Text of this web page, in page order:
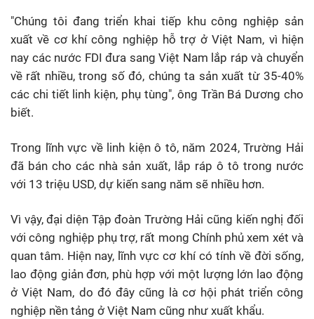
"Chúng tôi đang triển khai tiếp khu công nghiệp sản
xuất về cơ khí công nghiệp hỗ trợ ở Việt Nam, vì hiện
nay các nước FDI đưa sang Việt Nam lắp ráp và chuyển
về rất nhiều, trong số đó, chúng ta sản xuất từ 35-40%
các chi tiết linh kiện, phụ tùng", ông Trần Bá Dương cho
biết.
Trong lĩnh vực về linh kiện ô tô, năm 2024, Trường Hải
đã bán cho các nhà sản xuất, lắp ráp ô tô trong nước
với 13 triệu USD, dự kiến sang năm sẽ nhiều hơn.
Vì vậy, đại diện Tập đoàn Trường Hải cũng kiến nghị đối
với công nghiệp phụ trợ, rất mong Chính phủ xem xét và
quan tâm. Hiện nay, lĩnh vực cơ khí có tính về đời sống,
lao động giản đơn, phù hợp với một lượng lớn lao động
ở Việt Nam, do đó đây cũng là cơ hội phát triển công
nghiệp nền tảng ở Việt Nam cũng như xuất khẩu.